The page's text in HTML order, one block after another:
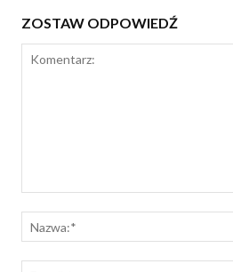
ZOSTAW ODPOWIEDŹ